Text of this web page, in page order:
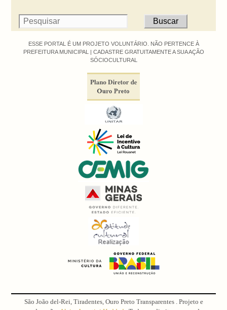
ESSE PORTAL É UM PROJETO VOLUNTÁRIO. NÃO PERTENCE À
PREFEITURA MUNICIPAL | CADASTRE GRATUITAMENTE A SUA AÇÃO
SÓCIOCULTURAL
São João del-Rei, Tiradentes, Ouro Preto Transparentes . Projeto e